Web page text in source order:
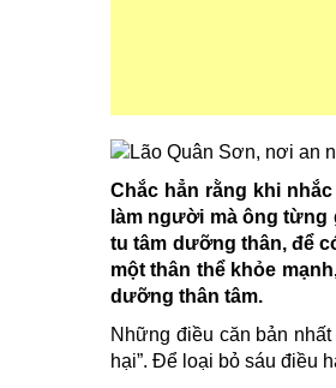
Chắc hẳn rằng khi
làm người mà ông
tu tâm dưỡng thân, để
một thân thể khỏe
dưỡng thân tâm.
Những điều căn bản
hại”. Để loại bỏ sáu điều